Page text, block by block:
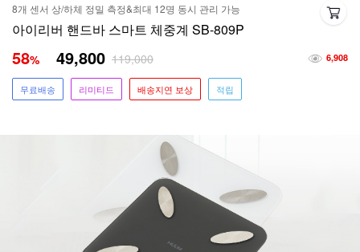
8개 센서 상/하체 정밀 측정&최대 12명 동시 관리 가능
아이리버 핸드바 스마트 체중계 SB-809P
6,908
58% 49,800 119,000
무료배송 리미티드 배송지연 보상 적립